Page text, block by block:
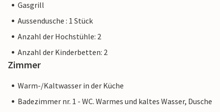
Gasgrill
Aussendusche : 1 Stück
Anzahl der Hochstühle: 2
Anzahl der Kinderbetten: 2
Zimmer
Warm-/Kaltwasser in der Küche
Badezimmer nr. 1 - WC. Warmes und kaltes Wasser, Dusche